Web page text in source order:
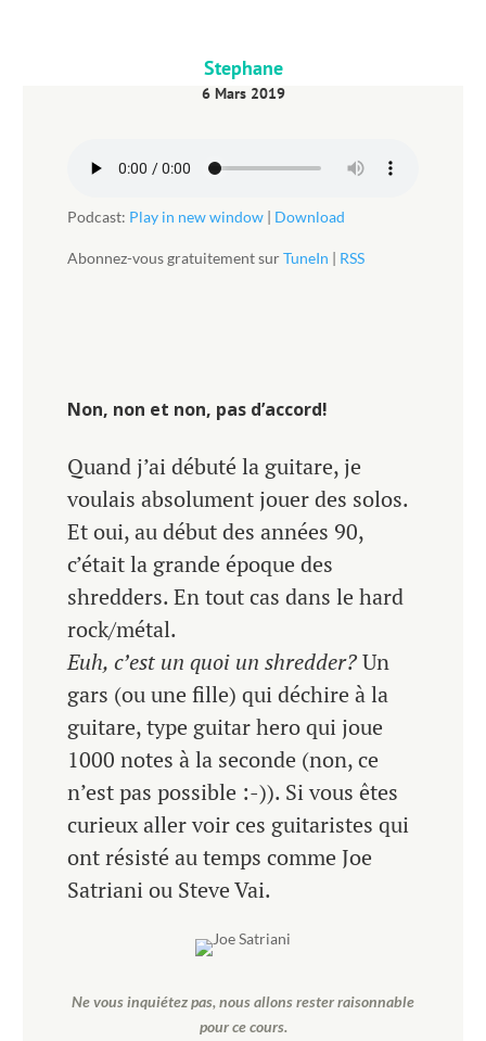
Stephane
6 Mars 2019
Podcast: Play in new window| Download
Abonnez-vous gratuitement surTuneIn | RSS
Non, non et non, pas d’accord!
Quand j’ai débuté la guitare, je
voulais absolument jouer des solos.
Et oui, au début des années 90,
c’était la grande époque des
shredders. En tout cas dans le hard
rock/métal.
Euh, c’est un quoi un shredder?Un
gars (ou une fille) qui déchire à la
guitare, type guitar hero qui joue
1000 notes à la seconde (non, ce
n’est pas possible :-)). Si vous êtes
curieux aller voir ces guitaristes qui
ont résisté au temps comme Joe
Satriani ou Steve Vai.
Ne vous inquiétez pas, nous allons rester raisonnable
pour ce cours.